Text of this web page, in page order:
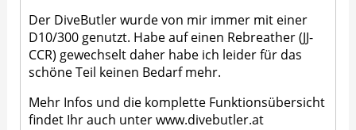
Der DiveButler wurde von mir immer mit einer
D10/300 genutzt. Habe auf einen Rebreather (JJ-
CCR) gewechselt daher habe ich leider für das
schöne Teil keinen Bedarf mehr.
Mehr Infos und die komplette Funktionsübersicht
findet Ihr auch unterwww.divebutler.at